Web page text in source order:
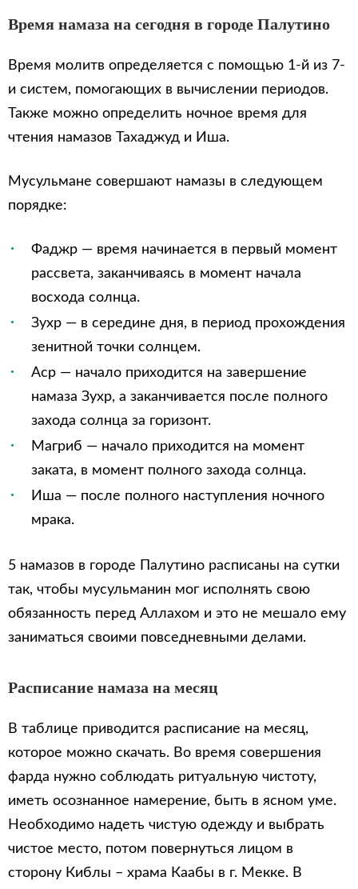
Время намаза на сегодня в городе Палутино
Время молитв определяется с помощью 1-й из 7-
и систем, помогающих в вычислении периодов.
Также можно определить ночное время для
чтения намазов Тахаджуд и Иша.
Мусульмане совершают намазы в следующем
порядке:
Фаджр — время начинается в первый момент
рассвета, заканчиваясь в момент начала
восхода солнца.
Зухр — в середине дня, в период прохождения
зенитной точки солнцем.
Аср — начало приходится на завершение
намаза Зухр, а заканчивается после полного
захода солнца за горизонт.
Магриб — начало приходится на момент
заката, в момент полного захода солнца.
Иша — после полного наступления ночного
мрака.
5 намазов в городе Палутино расписаны на сутки
так, чтобы мусульманин мог исполнять свою
обязанность перед Аллахом и это не мешало ему
заниматься своими повседневными делами.
Расписание намаза на месяц
В таблице приводится расписание на месяц,
которое можно скачать. Во время совершения
фарда нужно соблюдать ритуальную чистоту,
иметь осознанное намерение, быть в ясном уме.
Необходимо надеть чистую одежду и выбрать
чистое место, потом повернуться лицом в
сторону Киблы – храма Каабы в г. Мекке. В